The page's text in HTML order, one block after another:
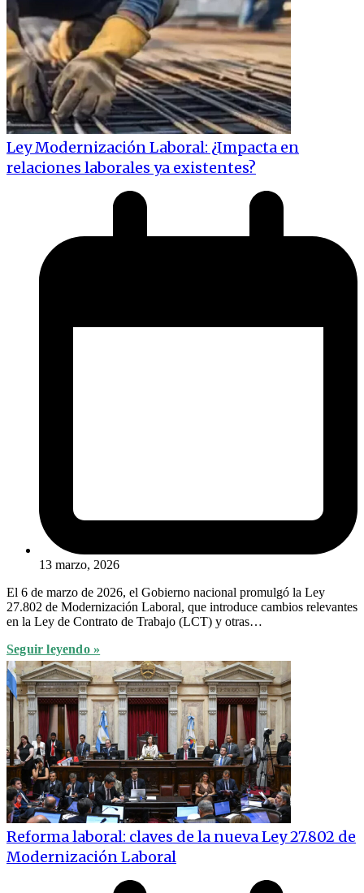
Ley Modernización Laboral: ¿Impacta en
relaciones laborales ya existentes?
13 marzo, 2026
El 6 de marzo de 2026, el Gobierno nacional promulgó la Ley
27.802 de Modernización Laboral, que introduce cambios relevantes
en la Ley de Contrato de Trabajo (LCT) y otras…
Seguir leyendo »
Reforma laboral: claves de la nueva Ley 27.802 de
Modernización Laboral